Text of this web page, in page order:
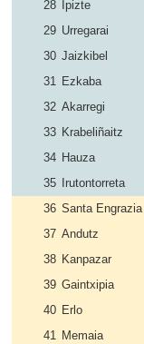
28
Ipizte
29 Urregarai
30 Jaizkibel
31 Ezkaba
32 Akarregi
33 Krabeliñaitz
34 Hauza
35
Irutontorreta
36 Santa Engrazia
37 Andutz
38 Kanpazar
39 Gaintxipia
40 Erlo
41 Memaia